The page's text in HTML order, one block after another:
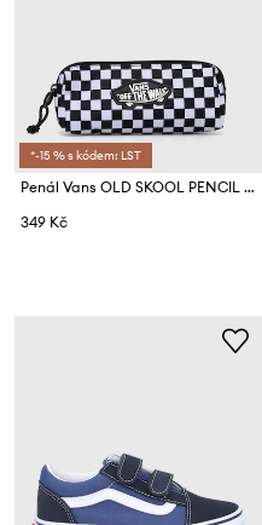
*-15 % s kódem: LST
Penál Vans OLD SKOOL PENCIL POUCH
349 Kč